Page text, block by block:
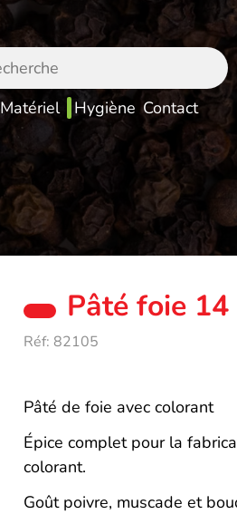
Entrer
votre
recherche
Matériel Hygiène Contact
Pâté foie 14
Réf: 82105
Description
Pâté de foie avec colorant
Épice complet pour la
colorant.
Goût poivre, muscade et